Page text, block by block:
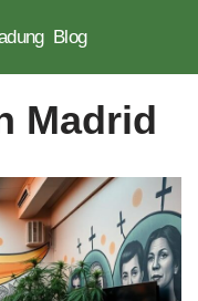
Blog
Madrid